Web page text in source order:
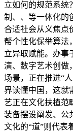
立如何的规范系统
制、、等一体化的
合适社会从义焦点
帮个性化保举算法
立异取赋能。办事
演、数字艺术创做
场景，正在推进“
界读懂中国，这就
艺正在文化扶植范
装备摆设阐发、公
文化的“道”则代表